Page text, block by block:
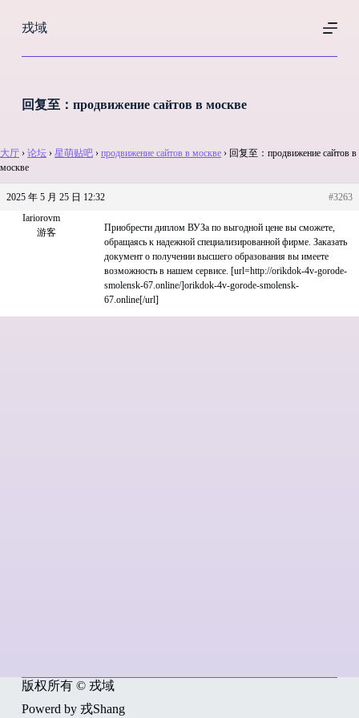
过
戎域
回复至：продвижение сайтов в москве
大厅 › 论坛 › 星萌贴吧 › продвижение сайтов в москве › 回复至：продвижение сайтов в
москве
2025 年 5 月 25 日 12:32
#3263
Iariorovm
游客
Приобрести диплом ВУЗа по выгодной цене вы сможете,
обращаясь к надежной специализированной фирме. Заказать
документ о получении высшего образования вы имеете
возможность в нашем сервисе. [url=http://orikdok-4v-gorode-
smolensk-67.online/]orikdok-4v-gorode-smolensk-
67.online[/url]
版权所有 © 戎域
Powerd by 戎Shang